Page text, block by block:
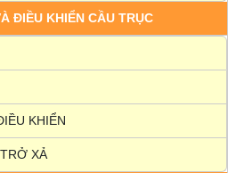
ĐIỀU KHIỂN CẦU TRỤC
KHIỂN
XẢ